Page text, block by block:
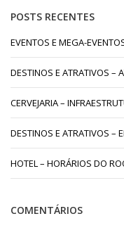
POSTS RECENTES
EVENTOS E MEGA-
DESTINOS E ATRATIVOS –
CERVEJARIA –
DESTINOS E ATRATIVOS –
HOTEL – HORÁRIOS DO
COMENTÁRIOS